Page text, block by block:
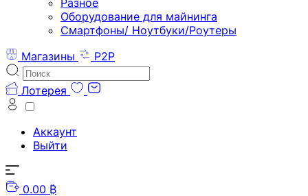
Разное
Оборудование для майнинга
Смартфоны/ Ноутбуки/Роутеры
Магазины
P2P
Лотерея
Аккаунт
Выйти
0.00 ₿